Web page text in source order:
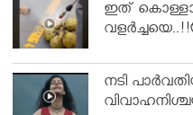
ഇത്
നടി